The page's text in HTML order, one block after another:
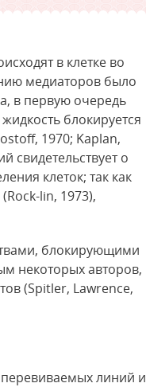
в клетке во
медиаторов было
в первую очередь
блокируется
1970; Kaplan,
свидетельствует о
клеток; так как
lin, 1973),
блокирующими
некоторых авторов,
(Spitler, Lawrence,
перевиваемых линий и